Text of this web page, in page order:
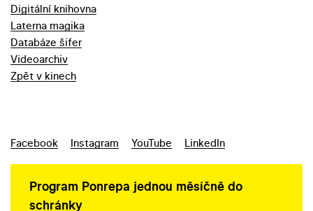
Digitální knihovna
Laterna magika
Databáze šifer
Videoarchiv
Zpět v kinech
Facebook Instagram YouTube LinkedIn
Program Ponrepa jednou měsíčně do
schránky